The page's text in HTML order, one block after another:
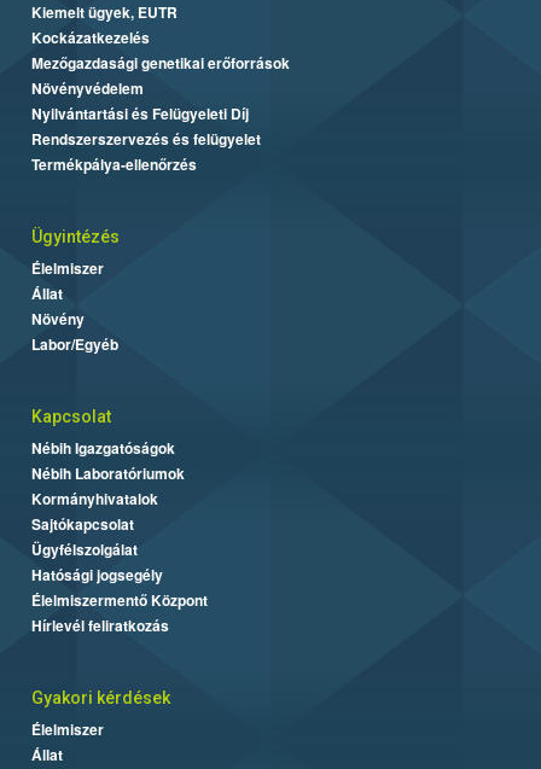
Kiemelt ügyek, EUTR
Kockázatkezelés
Mezőgazdasági genetikai erőforrások
Növényvédelem
Nyilvántartási és Felügyeleti Díj
Rendszerszervezés és felügyelet
Termékpálya-ellenőrzés
Ügyintézés
Élelmiszer
Állat
Növény
Labor/Egyéb
Kapcsolat
Nébih Igazgatóságok
Nébih Laboratóriumok
Kormányhivatalok
Sajtókapcsolat
Ügyfélszolgálat
Hatósági jogsegély
Élelmiszermentő Központ
Hírlevél feliratkozás
Gyakori kérdések
Élelmiszer
Állat